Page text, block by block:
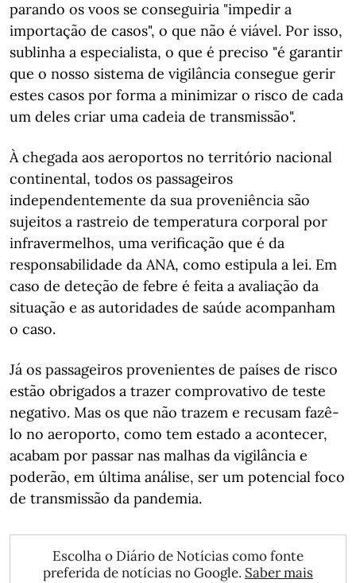
parando os voos se conseguiria "impedir a
importação de casos", o que não é viável. Por isso,
sublinha a especialista, o que é preciso "é garantir
que o nosso sistema de vigilância consegue gerir
estes casos por forma a minimizar o risco de cada
um deles criar uma cadeia de transmissão".
À chegada aos aeroportos no território nacional
continental, todos os passageiros
independentemente da sua proveniência são
sujeitos a rastreio de temperatura corporal por
infravermelhos, uma verificação que é da
responsabilidade da ANA, como estipula a lei. Em
caso de deteção de febre é feita a avaliação da
situação e as autoridades de saúde acompanham
o caso.
Já os passageiros provenientes de países de risco
estão obrigados a trazer comprovativo de teste
negativo. Mas os que não trazem e recusam fazê-
lo no aeroporto, como tem estado a acontecer,
acabam por passar nas malhas da vigilância e
poderão, em última análise, ser um potencial foco
de transmissão da pandemia.
Escolha o Diário de Notícias como fonte
preferida de notícias no Google. Saber mais